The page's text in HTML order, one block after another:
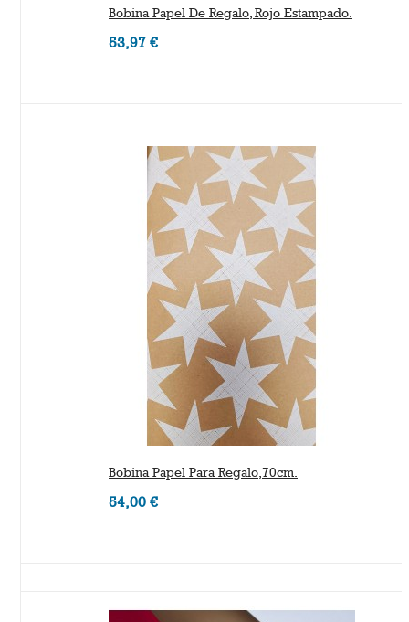
Bobina Papel De Regalo, Rojo Estampado.
53,97 €
Bobina Papel Para Regalo,70cm.
54,00 €